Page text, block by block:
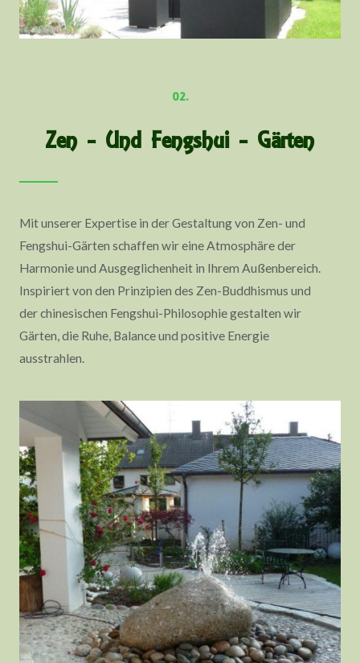
02.
Zen - Und Fengshui - Gärten
Mit unserer Expertise in der Gestaltung von Zen- und
Fengshui-Gärten schaffen wir eine Atmosphäre der
Harmonie und Ausgeglichenheit in Ihrem Außenbereich.
Inspiriert von den Prinzipien des Zen-Buddhismus und
der chinesischen Fengshui-Philosophie gestalten wir
Gärten, die Ruhe, Balance und positive Energie
ausstrahlen.